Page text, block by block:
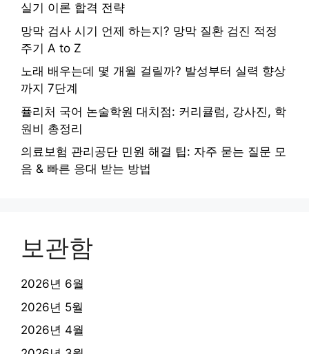
실기 이론 합격 전략
망막 검사 시기 언제 하는지? 망막 질환 검진 적정
주기 A to Z
노래 배우는데 몇 개월 걸릴까? 발성부터 실력 향상
까지 7단계
퓰리처 국어 논술학원 대치점: 커리큘럼, 강사진, 학
원비 총정리
의료보험 관리공단 민원 해결 팁: 자주 묻는 질문 모
음 & 빠른 응대 받는 방법
보관함
2026년 6월
2026년 5월
2026년 4월